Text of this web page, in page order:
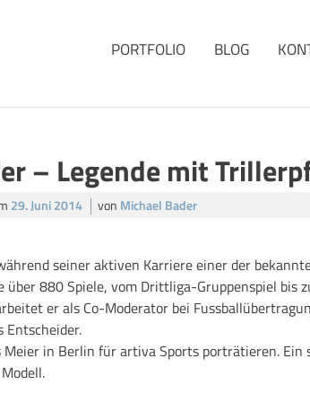
PORTFOLIO BLOG
– Legende mit
29. Juni 2014 von Michael Bader
seiner aktiven Karriere einer der
über 880 Spiele, vom Drittliga-Gruppenspiel bis
er als Co-Moderator bei
Entscheider.
in Berlin für artiva Sports porträtieren. Ein